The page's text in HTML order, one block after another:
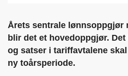
Årets sentrale lønnsoppgjør
blir det et hovedoppgjør.
og satser i tariffavtalene
ny toårsperiode.